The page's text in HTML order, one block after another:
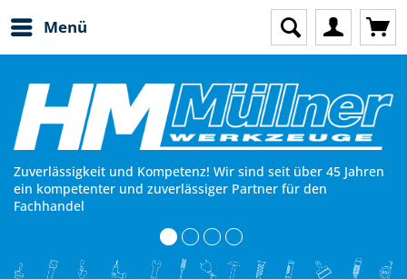
Menü
Zuverlässigkeit und Kompetenz! Wir sind seit über 45 Jahren
ein kompetenter und zuverlässiger Partner für den
Fachhandel